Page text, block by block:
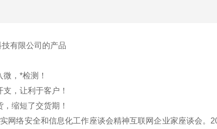
有限公司的产品
，*检测！
，让利于客户！
缩短了交货期！
网络安全和信息化工作座谈会精神互联网企业家座谈会。